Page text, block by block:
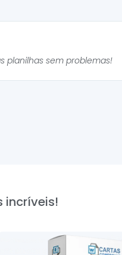
planilhas sem problemas!
incríveis!